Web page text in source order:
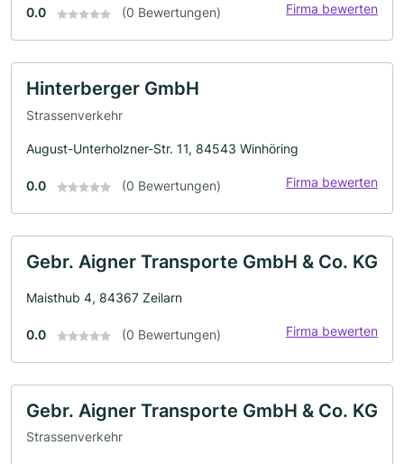
0.0 (0 Bewertungen) Firma bewerten
Hinterberger GmbH
Strassenverkehr
August-Unterholzner-Str. 11, 84543 Winhöring
0.0 (0 Bewertungen) Firma bewerten
Gebr. Aigner Transporte GmbH & Co. KG
Maisthub 4, 84367 Zeilarn
0.0 (0 Bewertungen) Firma bewerten
Gebr. Aigner Transporte GmbH & Co. KG
Strassenverkehr